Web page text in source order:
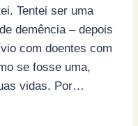
Tentei ser uma
demência – depois
com doentes com
se fosse uma,
vidas. Por…